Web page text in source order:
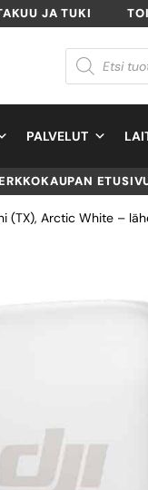
JA TUKI
PALVELUT
(TX), Arctic White –